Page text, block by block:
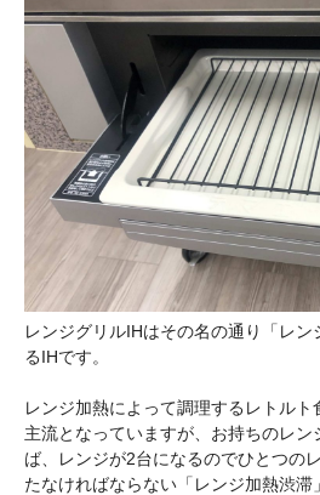
レンジグリルIHはその名の通り「レン
るIHです。
レンジ加熱によって調理するレトル
主流となっていますが、お持ちのレ
ば、レンジが2台になるのでひとつの
たなければならない「レンジ加熱渋滞